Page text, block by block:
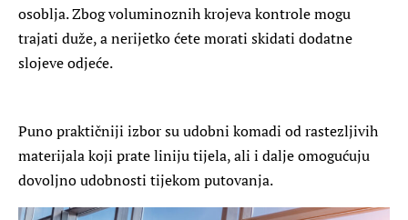
osoblja. Zbog voluminoznih krojeva kontrole mogu
trajati duže, a nerijetko ćete morati skidati dodatne
slojeve odjeće.
Puno praktičniji izbor su udobni komadi od rastezljivih
materijala koji prate liniju tijela, ali i dalje omogućuju
dovoljno udobnosti tijekom putovanja.